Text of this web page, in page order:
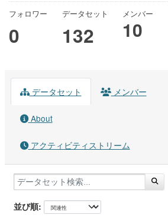
フォロワー
0
データセット
132
メンバー
10
データセット メンバー
About
アクティビティストリーム
並び順